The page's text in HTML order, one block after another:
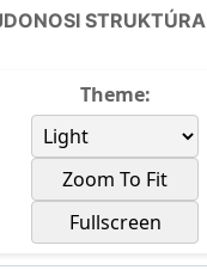
STRUKTÚRA
Theme:
Zoom To Fit
Fullscreen